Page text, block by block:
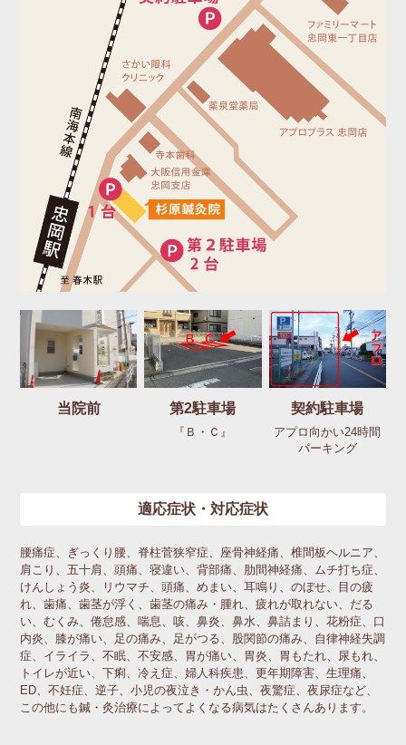
当院前 第2駐車場
『Ｂ・Ｃ』
契約駐車場
アプロ向かい24時間
パーキング
適応症状・対応症状
腰痛症、ぎっくり腰、脊柱菅狭窄症、座骨神経痛、椎間板ヘルニア、
肩こり、五十肩、頭痛、寝違い、背部痛、肋間神経痛、ムチ打ち症、
けんしょう炎、リウマチ、頭痛、めまい、耳鳴り、のぼせ、目の疲
れ、歯痛、歯茎が浮く、歯茎の痛み・腫れ、疲れが取れない、だる
い、むくみ、倦怠感、喘息、咳、鼻炎、鼻水、鼻詰まり、花粉症、口
内炎、膝が痛い、足の痛み、足がつる、股関節の痛み、自律神経失調
症、イライラ、不眠、不安感、胃が痛い、胃炎、胃もたれ、尿もれ、
トイレが近い、下痢、冷え症、婦人科疾患、更年期障害、生理痛、
ED、不妊症、逆子、小児の夜泣き・かん虫、夜驚症、夜尿症など、
この他にも鍼・灸治療によってよくなる病気はたくさんあります。